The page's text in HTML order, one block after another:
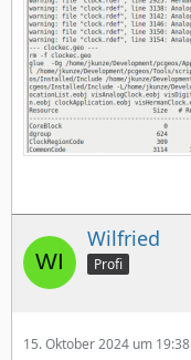
Wilfried
Profi
15. Oktober 2024 um 19:38